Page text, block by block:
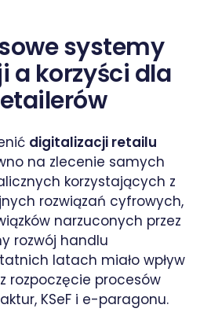
systemy
a korzyści dla
digitalizacji retailu
na zlecenie samych
korzystających z
rozwiązań cyfrowych,
narzuconych przez
rozwój handlu
latach miało wpływ
rozpoczęcie procesów
KSeF i e-paragonu.